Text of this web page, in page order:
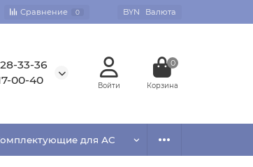
Сравнение 0 BYN Валюта
33-36
00-40
0
для АС